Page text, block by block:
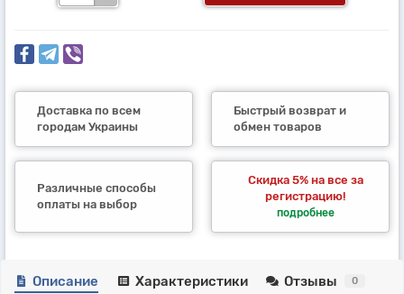
Доставка по всем
городам Украины
Быстрый возврат и
обмен товаров
Различные способы
оплаты на выбор
Скидка 5% на все за
регистрацию!
подробнее
Описание Характеристики Отзывы 0